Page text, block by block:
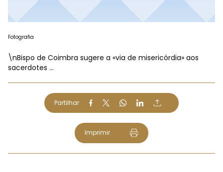
Fotografia
\nBispo de Coimbra sugere a «via de misericórdia» aos
sacerdotes ...
Partilhar
Imprimir